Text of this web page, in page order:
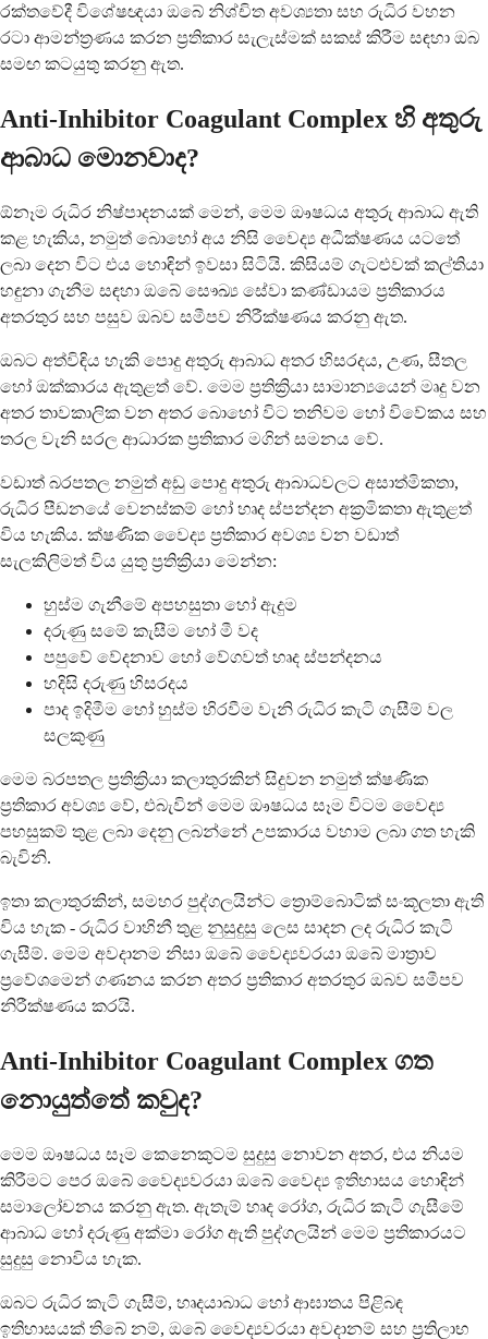
රක්තවේදී විශේෂඥයා ඔබේ නිශ්චිත අවශ්‍යතා සහ රුධිර වහන
රටා ආමන්ත්‍රණය කරන ප්‍රතිකාර සැලැස්මක් සකස් කිරීම සඳහා ඔබ
සමඟ කටයුතු කරනු ඇත.
Anti-Inhibitor Coagulant Complex හි අතුරු
ආබාධ මොනවාද?
ඕනෑම රුධිර නිෂ්පාදනයක් මෙන්, මෙම ඖෂධය අතුරු ආබාධ ඇති
කළ හැකිය, නමුත් බොහෝ අය නිසි වෛද්‍ය අධීක්ෂණය යටතේ
ලබා දෙන විට එය හොඳින් ඉවසා සිටියි. කිසියම් ගැටළුවක් කල්තියා
හඳුනා ගැනීම සඳහා ඔබේ සෞඛ්‍ය සේවා කණ්ඩායම ප්‍රතිකාරය
අතරතුර සහ පසුව ඔබව සමීපව නිරීක්ෂණය කරනු ඇත.
ඔබට අත්විඳිය හැකි පොදු අතුරු ආබාධ අතර හිසරදය, උණ, සීතල
හෝ ඔක්කාරය ඇතුළත් වේ. මෙම ප්‍රතික්‍රියා සාමාන්‍යයෙන් මෘදු වන
අතර තාවකාලික වන අතර බොහෝ විට තනිවම හෝ විවේකය සහ
තරල වැනි සරල ආධාරක ප්‍රතිකාර මගින් සමනය වේ.
වඩාත් බරපතල නමුත් අඩු පොදු අතුරු ආබාධවලට අසාත්මිකතා,
රුධිර පීඩනයේ වෙනස්කම් හෝ හෘද ස්පන්දන අක්‍රමිකතා ඇතුළත්
විය හැකිය. ක්ෂණික වෛද්‍ය ප්‍රතිකාර අවශ්‍ය වන වඩාත්
සැලකිලිමත් විය යුතු ප්‍රතික්‍රියා මෙන්න:
හුස්ම ගැනීමේ අපහසුතා හෝ ඇදුම
දරුණු සමේ කැසීම හෝ මී වද
පපුවේ වේදනාව හෝ වේගවත් හෘද ස්පන්දනය
හදිසි දරුණු හිසරදය
පාද ඉදිමීම හෝ හුස්ම හිරවීම වැනි රුධිර කැටි ගැසීම් වල
සලකුණු
මෙම බරපතල ප්‍රතික්‍රියා කලාතුරකින් සිදුවන නමුත් ක්ෂණික
ප්‍රතිකාර අවශ්‍ය වේ, එබැවින් මෙම ඖෂධය සෑම විටම වෛද්‍ය
පහසුකම් තුළ ලබා දෙනු ලබන්නේ උපකාරය වහාම ලබා ගත හැකි
බැවිනි.
ඉතා කලාතුරකින්, සමහර පුද්ගලයින්ට ත්‍රොම්බොටික් සංකූලතා ඇති
විය හැක - රුධිර වාහිනී තුළ නුසුදුසු ලෙස සාදන ලද රුධිර කැටි
ගැසීම්. මෙම අවදානම නිසා ඔබේ වෛද්‍යවරයා ඔබේ මාත්‍රාව
ප්‍රවේශමෙන් ගණනය කරන අතර ප්‍රතිකාර අතරතුර ඔබව සමීපව
නිරීක්ෂණය කරයි.
Anti-Inhibitor Coagulant Complex ගත
නොයුත්තේ කවුද?
මෙම ඖෂධය සෑම කෙනෙකුටම සුදුසු නොවන අතර, එය නියම
කිරීමට පෙර ඔබේ වෛද්‍යවරයා ඔබේ වෛද්‍ය ඉතිහාසය හොඳින්
සමාලෝචනය කරනු ඇත. ඇතැම් හෘද රෝග, රුධිර කැටි ගැසීමේ
ආබාධ හෝ දරුණු අක්මා රෝග ඇති පුද්ගලයින් මෙම ප්‍රතිකාරයට
සුදුසු නොවිය හැක.
ඔබට රුධිර කැටි ගැසීම්, හෘදයාබාධ හෝ ආඝාතය පිළිබඳ
ඉතිහාසයක් තිබේ නම්, ඔබේ වෛද්‍යවරයා අවදානම් සහ ප්‍රතිලාභ